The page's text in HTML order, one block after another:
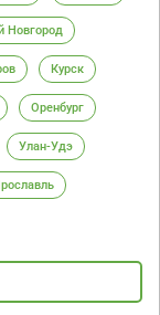
Новгород
Курск
Оренбург
Улан-Удэ